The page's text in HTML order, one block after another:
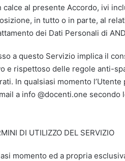
al presente Accordo, ivi
in tutto o in parte, al
dei Dati Personali di
a questo Servizio implica il
e rispettoso delle regole anti-
In qualsiasi momento
a info @docenti.one
DI UTILIZZO DEL SERVIZIO
momento ed a propria